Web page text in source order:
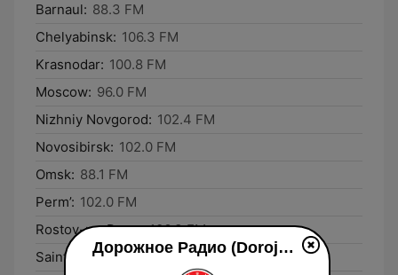
Barnaul: 88.3 FM
Chelyabinsk: 106.3 FM
Krasnodar: 100.8 FM
Moscow: 96.0 FM
Nizhniy Novgorod: 102.4 FM
Novosibirsk: 102.0 FM
Omsk: 88.1 FM
Perm’: 102.0 FM
Rostov-na-Donu: 106.3 FM
Saint Petersburg: 87.5 FM
Дорожное Радио (Dorojnoe Radio) live